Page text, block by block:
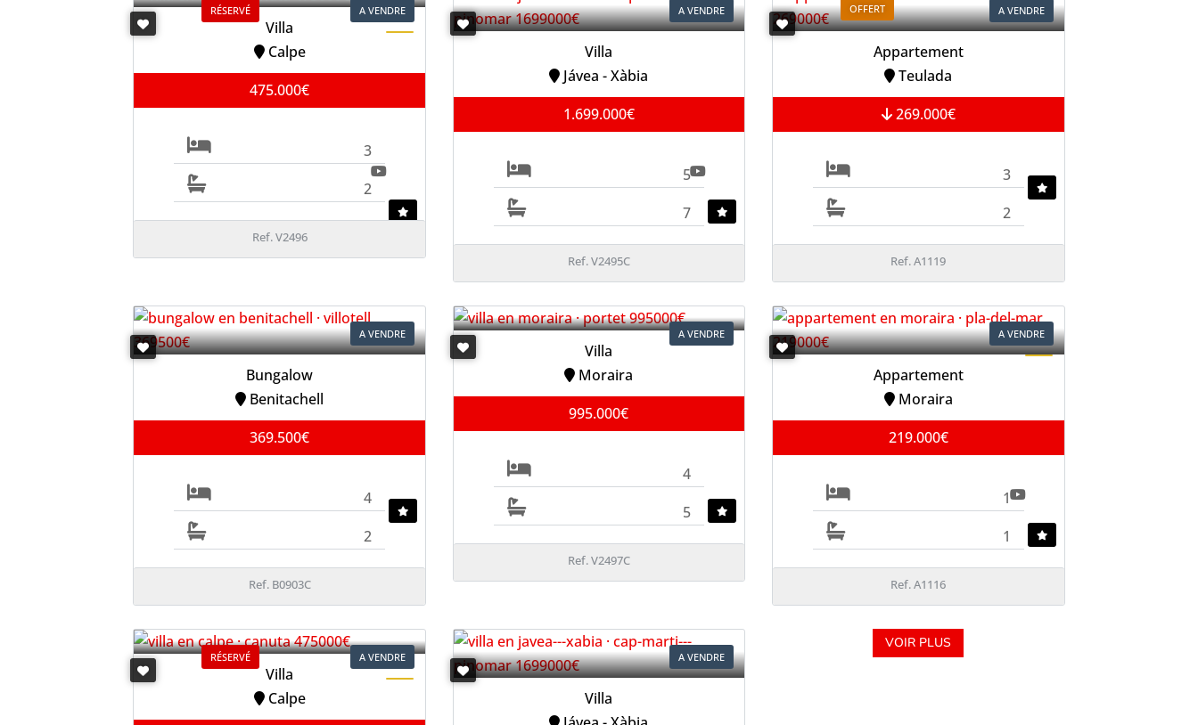
RÉSERVÉ A VENDRE
Villa
Calpe
475.000€
3
2
Ref. V2496
A VENDRE
Villa
Jávea - Xàbia
1.699.000€
5
7
Ref. V2495C
OFFERT A VENDRE
Appartement
Teulada
269.000€
3
2
Ref. A1119
A VENDRE
Bungalow
Benitachell
369.500€
4
2
Ref. B0903C
A VENDRE
Villa
Moraira
995.000€
4
5
Ref. V2497C
A VENDRE
Appartement
Moraira
219.000€
1
1
Ref. A1116
RÉSERVÉ A VENDRE
Villa
Calpe
A VENDRE
Villa
VOIR PLUS